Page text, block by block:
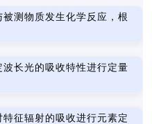
测物质发生化学反应，根
长光的吸收特性进行定量
征辐射的吸收进行元素定